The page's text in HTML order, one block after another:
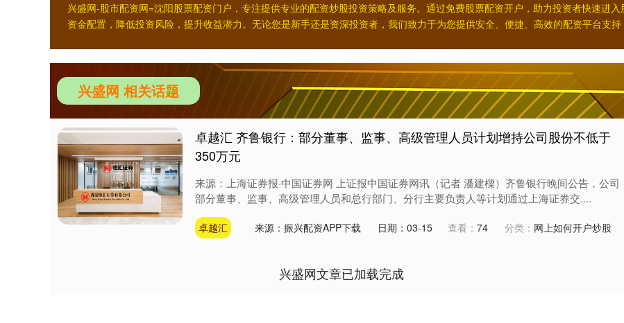
兴盛网-股市配资网=沈阳股票配资门户，专注提供专业的配资炒股投资策略及服务。通过免费股票配资开户，助力投资者快速进
资金配置，降低投资风险，提升收益潜力。无论您是新手还是资深投资者，我们致力于为您提供安全、便捷、高效的配资平台支持
兴盛网 相关话题
卓越汇 齐鲁银行：部分董事、监事、高级管理人员计划增持公司股份不低于
350万元
来源：上海证券报·中国证券网 上证报中国证券网讯（记者 潘建樑）齐鲁银行晚间公告，公司
部分董事、监事、高级管理人员和总行部门、分行主要负责人等计划通过上海证券交....
卓越汇 来源：振兴配资APP下载 日期：03-15 查看： 74 分类： 网上如何开户炒股
兴盛网文章已加载完成